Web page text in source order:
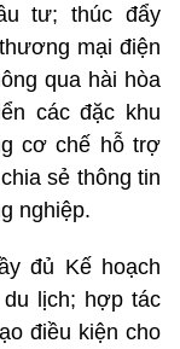
tư; thúc đẩy
mại điện
qua hài hòa
các đặc khu
cơ chế hỗ trợ
sẻ thông tin
nghiệp.
đủ Kế hoạch
lịch; hợp tác
điều kiện cho